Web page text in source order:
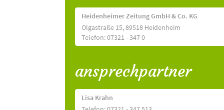
Heidenheimer Zeitung GmbH & Co. KG
Olgastraße 15, 89518 Heidenheim
Telefon: 07321 - 347 0
ansprechpartner
Lisa Krahn